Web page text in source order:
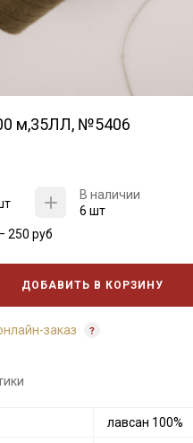
м,35ЛЛ, №5406
В наличии
6 шт
250 руб
ДОБАВИТЬ В КОРЗИНУ
заказ
лавсан 100%